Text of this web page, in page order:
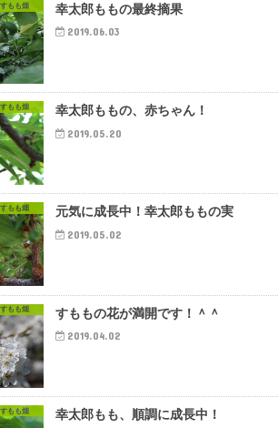
すもも畑 幸太郎ももの最終摘果
2019.06.03
すもも畑 幸太郎ももの、赤ちゃん！
2019.05.20
すもも畑 元気に成長中！幸太郎ももの実
2019.05.02
すもも畑 すももの花が満開です！＾＾
2019.04.02
すもも畑 幸太郎もも、順調に成長中！